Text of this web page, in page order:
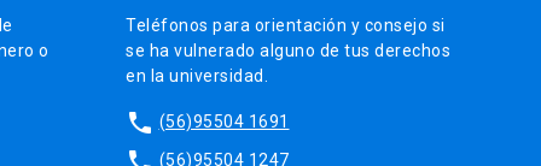
o
Teléfonos para orientación y consejo si
se ha vulnerado alguno de tus derechos
en la universidad.
phone (56)95504 1691
(56)95504 1247